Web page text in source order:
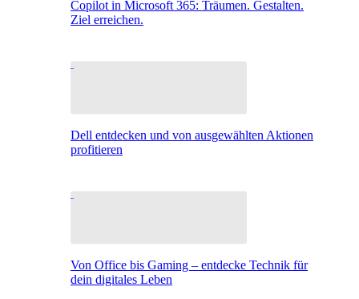
Copilot in Microsoft 365: Träumen. Gestalten.
Ziel erreichen.
Dell entdecken und von ausgewählten Aktionen
profitieren
Von Office bis Gaming – entdecke Technik für
dein digitales Leben